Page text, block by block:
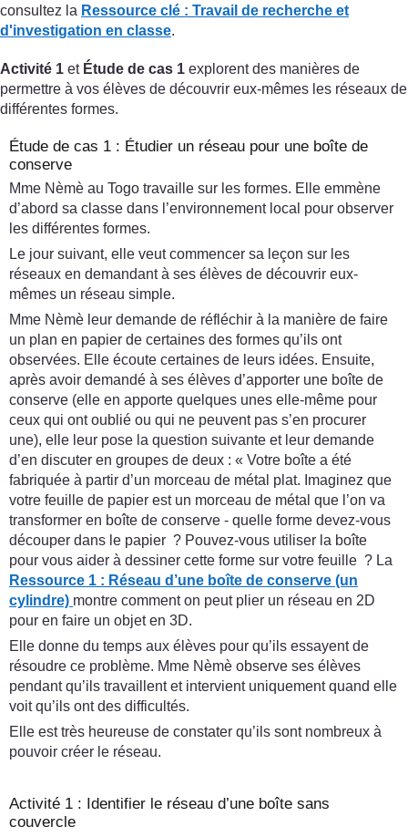
consultez la Ressource clé : Travail de recherche et
d'investigation en classe.
Activité 1 etÉtude de cas 1 explorent des manières de
permettre à vos élèves de découvrir eux-mêmes les réseaux de
différentes formes.
Étude de cas 1 : Étudier un réseau pour une boîte de
conserve
Mme Nèmè au Togo travaille sur les formes. Elle emmène
d’abord sa classe dans l’environnement local pour observer
les différentes formes.
Le jour suivant, elle veut commencer sa leçon sur les
réseaux en demandant à ses élèves de découvrir eux-
mêmes un réseau simple.
Mme Nèmè leur demande de réfléchir à la manière de faire
un plan en papier de certaines des formes qu’ils ont
observées. Elle écoute certaines de leurs idées. Ensuite,
après avoir demandé à ses élèves d’apporter une boîte de
conserve (elle en apporte quelques unes elle-même pour
ceux qui ont oublié ou qui ne peuvent pas s’en procurer
une), elle leur pose la question suivante et leur demande
d’en discuter en groupes de deux : « Votre boîte a été
fabriquée à partir d’un morceau de métal plat. Imaginez que
votre feuille de papier est un morceau de métal que l’on va
transformer en boîte de conserve - quelle forme devez-vous
découper dans le papier ? Pouvez-vous utiliser la boîte
pour vous aider à dessiner cette forme sur votre feuille ? La
Ressource 1 : Réseau d’une boîte de conserve (un
cylindre) montre comment on peut plier un réseau en 2D
pour en faire un objet en 3D.
Elle donne du temps aux élèves pour qu’ils essayent de
résoudre ce problème. Mme Nèmè observe ses élèves
pendant qu’ils travaillent et intervient uniquement quand elle
voit qu’ils ont des difficultés.
Elle est très heureuse de constater qu’ils sont nombreux à
pouvoir créer le réseau.
Activité 1 : Identifier le réseau d’une boîte sans
couvercle